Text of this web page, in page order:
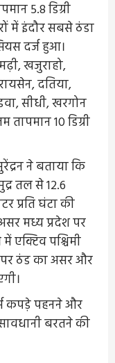
5.8 डिग्री
में इंदौर सबसे ठंडा
दर्ज हुआ।
खजुराहो,
दतिया,
सीधी, खरगोन
10 डिग्री
ने बताया कि
तल से 12.6
प्रति घंटा की
मध्य प्रदेश पर
एक्टिव पश्चिमी
पर ठंड का असर और
कपड़े पहनने और
बरतने की